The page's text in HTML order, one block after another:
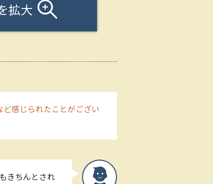
拡大
感じられたことがござい
きちんとされ